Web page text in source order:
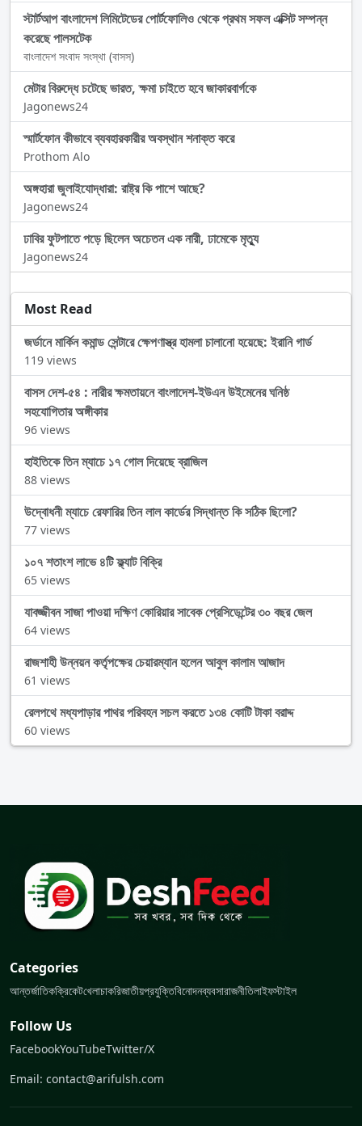
স্টার্টআপ বাংলাদেশ লিমিটেডের পোর্টফোলিও থেকে প্রথম সফল এক্সিট সম্পন্ন
করেছে পালসটেক
বাংলাদেশ সংবাদ সংস্থা (বাসস)
মেটার বিরুদ্ধে চটেছে ভারত, ক্ষমা চাইতে হবে জাকারবার্গকে
Jagonews24
স্মার্টফোন কীভাবে ব্যবহারকারীর অবস্থান শনাক্ত করে
Prothom Alo
অঙ্গহারা জুলাইযোদ্ধারা: রাষ্ট্র কি পাশে আছে?
Jagonews24
ঢাবির ফুটপাতে পড়ে ছিলেন অচেতন এক নারী, ঢামেকে মৃত্যু
Jagonews24
Most Read
জর্ডানে মার্কিন কমান্ড সেন্টারে ক্ষেপণাস্ত্র হামলা চালানো হয়েছে: ইরানি গার্ড
119 views
বাসস দেশ-৫৪ : নারীর ক্ষমতায়নে বাংলাদেশ-ইউএন উইমেনের ঘনিষ্ঠ
সহযোগিতার অঙ্গীকার
96 views
হাইতিকে তিন ম্যাচে ১৭ গোল দিয়েছে ব্রাজিল
88 views
উদ্বোধনী ম্যাচে রেফারির তিন লাল কার্ডের সিদ্ধান্ত কি সঠিক ছিলো?
77 views
১০৭ শতাংশ লাভে ৪টি ফ্ল্যাট বিক্রি
65 views
যাবজ্জীবন সাজা পাওয়া দক্ষিণ কোরিয়ার সাবেক প্রেসিডেন্টের ৩০ বছর জেল
64 views
রাজশাহী উন্নয়ন কর্তৃপক্ষের চেয়ারম্যান হলেন আবুল কালাম আজাদ
61 views
রেলপথে মধ্যপাড়ার পাথর পরিবহন সচল করতে ১৩৪ কোটি টাকা বরাদ্দ
60 views
Categories
আন্তর্জাতিকক্রিকেটখেলাচাকরিজাতীয়প্রযুক্তিবিনোদনব্যবসারাজনীতিলাইফস্টাইল
Follow Us
FacebookYouTubeTwitter/X
Email: contact@arifulsh.com